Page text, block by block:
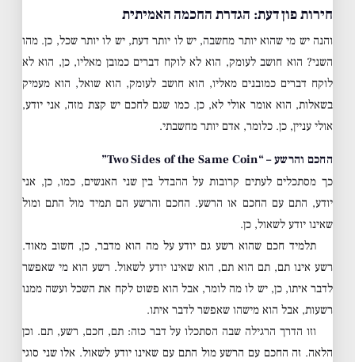
חירות פון דעת: הגדרת החכמה האמיתית
והנה יש מי שהוא יותר מחשבה, יש לו יותר דעת, יש לו יותר שכל, כן. מהו
השני? הוא חושב לעומק, הוא לא לוקח דברים כמובן מאליו, כן, הוא לא
לוקח דברים כמובנים מאליו, הוא חושב לעומק, הוא שואל, הוא מעמיק
בשאלות, הוא אומר אולי לא, כן. כמו שגם לחכם יש קצת מזה, אני יודע,
אולי עניין, כן. כלומר, אדם יותר מחשבתי.
החכם והרשע – “Two Sides of the Same Coin”
כך מסתכלים לעתים קרובות על ההבדל בין שני האנשים, כמו, כן, אני
יודע, התם עם החכם או הרשע. החכם והרשע הם תמיד מול התם ומול
שאינו יודע לשאול, כן.
תלמיד חכם שהוא רשע גם יודע על מה הוא מדבר, כן, חשוב מאוד.
רשע אינו תם, תם הוא תם, הוא שאינו יודע לשאול. רשע הוא מי שאפשר
לדבר איתו, כן, יש לו מה לומר, אבל הוא פשוט לקח את השכל ועשה ממנו
רשעות, אבל הוא מישהו שאפשר לדבר איתו.
וזו הדרך הרגילה שבה הסתכלו על דבר כזה: תם, חכם, רשע, תם. וכן
הלאה. זה החכם עם הרשע מול התם עם שאינו יודע לשאול. אלו שני סוגי